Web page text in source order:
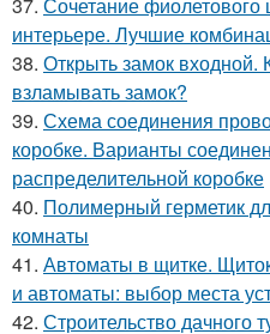
37. Сочетание фиолетового
интерьере. Лучшие
38. Открыть замок входной.
взламывать замок?
39. Схема соединения
коробке. Варианты
распределительной коробке
40. Полимерный герметик
комнаты
41. Автоматы в щитке.
и автоматы: выбор места
42. Строительство дачного